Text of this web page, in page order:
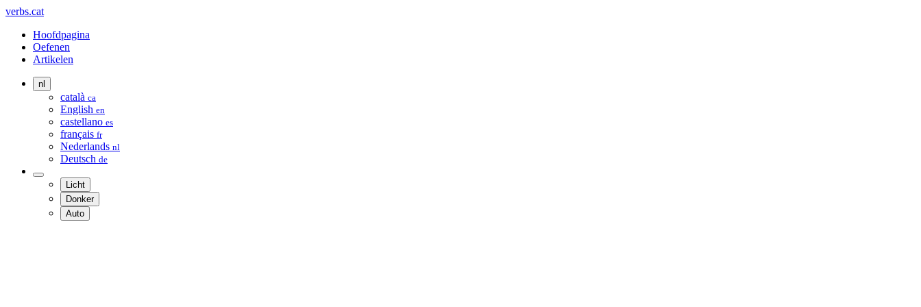
verbs.cat
Hoofdpagina
Oefenen
Artikelen
nl
català ca
English en
castellano es
français fr
Nederlands nl
Deutsch de
Licht
Donker
Auto